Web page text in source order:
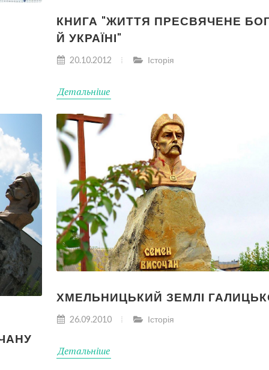
КНИГА "ЖИТТЯ ПРЕСВЯЧЕНЕ
Й УКРАЇНІ"
20.10.2012 Історія
Детальніше
ХМЕЛЬНИЦЬКИЙ ЗЕМЛІ
26.09.2010 Історія
Детальніше